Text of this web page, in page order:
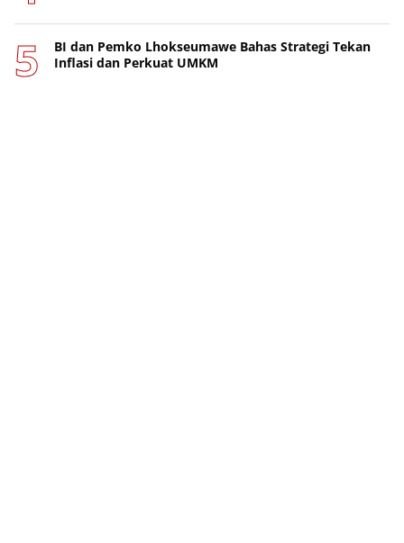
BI dan Pemko Lhokseumawe Bahas Strategi Tekan
Inflasi dan Perkuat UMKM